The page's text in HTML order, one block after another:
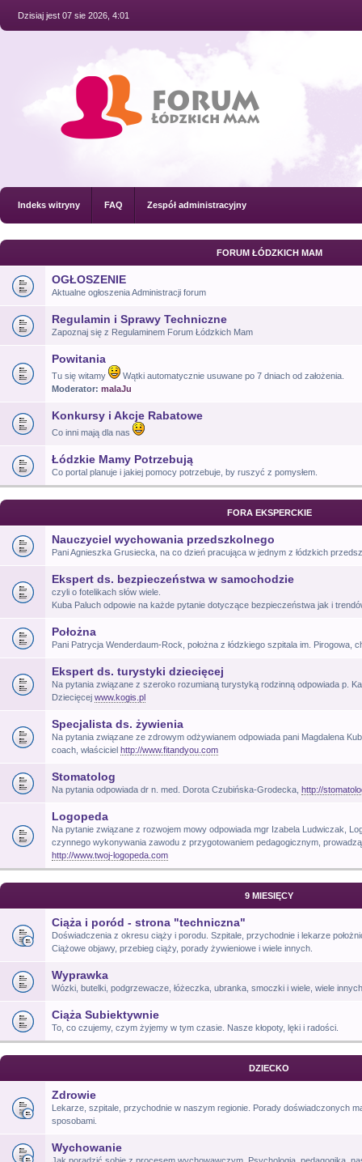
Dzisiaj jest 07 sie 2026, 4:01
Indeks witryny FAQ Zespół administracyjny
FORUM ŁÓDZKICH MAM
OGŁOSZENIE
Aktualne ogłoszenia Administracji forum
Regulamin i Sprawy Techniczne
Zapoznaj się z Regulaminem Forum Łódzkich Mam
Powitania
Tu się witamy
Wątki automatycznie usuwane po 7 dniach od założenia.
Moderator: malaJu
Konkursy i Akcje Rabatowe
Co inni mają dla nas
Łódzkie Mamy Potrzebują
Co portal planuje i jakiej pomocy potrzebuje, by ruszyć z pomysłem.
FORA EKSPERCKIE
Nauczyciel wychowania przedszkolnego
Pani Agnieszka Grusiecka, na co dzień pracująca w jednym z łódzkich
Ekspert ds. bezpieczeństwa w samochodzie
czyli o fotelikach słów wiele.
Kuba Paluch odpowie na każde pytanie dotyczące bezpieczeństwa jak i
Położna
Pani Patrycja Wenderdaum-Rock, położna z łódzkiego szpitala im. Pirogowa,
Ekspert ds. turystyki dziecięcej
Na pytania związane z szeroko rozumianą turystyką rodzinną odpowiada p.
Dziecięcej www.kogis.pl
Specjalista ds. żywienia
Na pytania związane ze zdrowym odżywianem odpowiada pani Magdalena
coach, właściciel http://www.fitandyou.com
Stomatolog
Na pytania odpowiada dr n. med. Dorota Czubińska-Grodecka, http://
Logopeda
Na pytanie związane z rozwojem mowy odpowiada mgr Izabela Ludwiczak,
czynnego wykonywania zawodu z przygotowaniem pedagogicznym,
http://www.twoj-logopeda.com
9 MIESIĘCY
Ciąża i poród - strona "techniczna"
Doświadczenia z okresu ciąży i porodu. Szpitale, przychodnie i lekarze
Ciążowe objawy, przebieg ciąży, porady żywieniowe i wiele innych.
Wyprawka
Wózki, butelki, podgrzewacze, łóżeczka, ubranka, smoczki i wiele, wiele
Ciąża Subiektywnie
To, co czujemy, czym żyjemy w tym czasie. Nasze kłopoty, lęki i radości.
DZIECKO
Zdrowie
Lekarze, szpitale, przychodnie w naszym regionie. Porady doświadczonych
sposobami.
Wychowanie